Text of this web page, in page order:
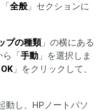
全般 」セクションに
プの種類」の横にある
ら「手動 」を選択しま
OK 」をクリックして、
動し、HPノートパソ